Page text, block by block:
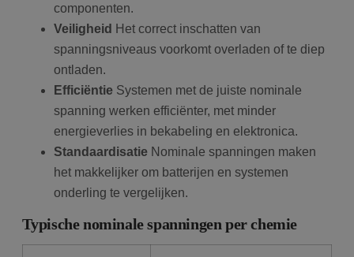
componenten.
Veiligheid Het correct inschatten van
spanningsniveaus voorkomt overladen of te diep
ontladen.
EfficiëntieSystemen met de juiste nominale
spanning werken efficiënter, met minder
energieverlies in bekabeling en elektronica.
StandaardisatieNominale spanningen maken
het makkelijker om batterijen en systemen
onderling te vergelijken.
Typische nominale spanningen per chemie